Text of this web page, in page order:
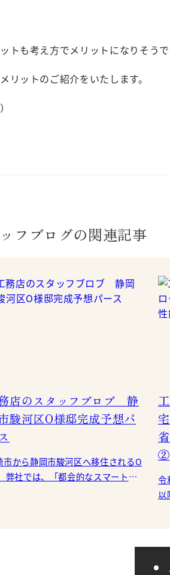
トも考え方でメリットになりそう
リットのご紹介をいたします。
フブログの関連記事
店のスタッフブロブ 静
駿河区O様邸完成予想パ
市から静岡市駿河区へ移住されるO
②
令
以